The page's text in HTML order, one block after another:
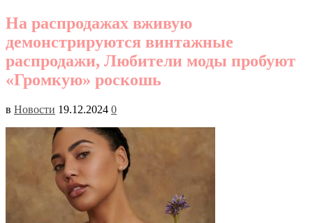
На распродажах вживую
демонстрируются винтажные
распродажи, Любители моды пробуют
«Громкую» роскошь
в Новости 19.12.2024 0